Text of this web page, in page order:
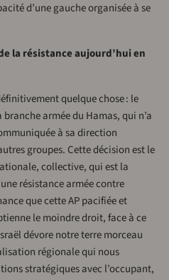
d’une gauche organisée à se
la résistance aujourd’hui en
quelque chose : le
armée du Hamas, qui n’a
à sa direction
groupes. Cette décision est le
collective, qui est la
résistance armée contre
que cette AP pacifiée et
le moindre droit, face à ce
dévore notre terre morceau
régionale qui nous
stratégiques avec l’occupant,